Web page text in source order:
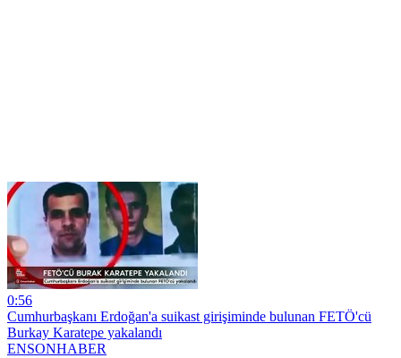
0:56
Cumhurbaşkanı Erdoğan'a suikast girişiminde bulunan FETÖ'cü
Burkay Karatepe yakalandı
ENSONHABER